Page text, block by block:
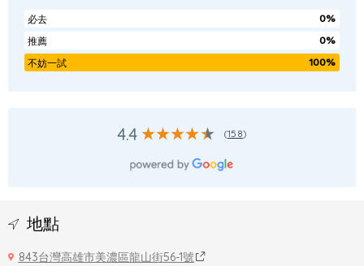
必去
0%
推薦
0%
不妨一試
100%
4.4 (158)
地點
843台灣高雄市美濃區龍山街56-1號